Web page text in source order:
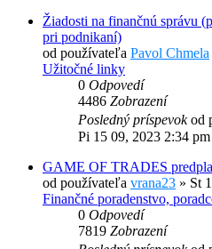
Žiadosti na finančnú správu
pri podnikaní)
od používateľa Pavol Chmela
Užitočné linky
0 Odpovedí
4486 Zobrazení
Posledný príspevokod
Pi 15 09, 2023 2:34 pm
GAME OF TRADES
od používateľa vrana23 » St
Finančné poradenstvo,
0 Odpovedí
7819 Zobrazení